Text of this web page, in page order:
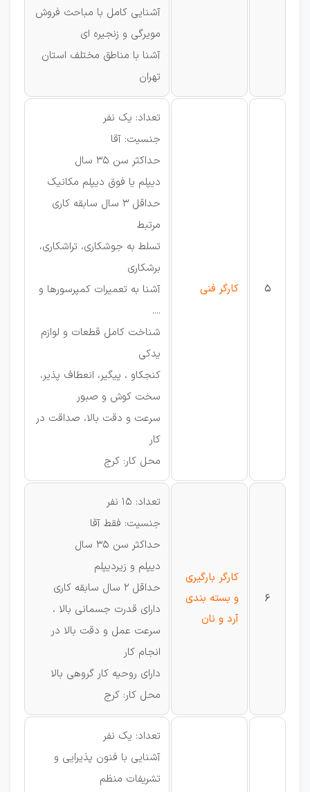
آشنایی کامل با مباحث فروش
مویرگی و زنجیره ای
آشنا با مناطق مختلف استان
تهران
5 کارگر فنی
تعداد: یک نفر
جنسیت: آقا
حداکثر سن 35 سال
دیپلم یا فوق دیپلم مکانیک
حداقل 3 سال سابقه کاری
مرتبط
تسلط به جوشکاری، تراشکاری،
برشکاری
آشنا به تعمیرات کمپرسورها و
....
شناخت کامل قطعات و لوازم
یدکی
کنجکاو ، پیگیر، انعطاف پذیر،
سخت کوش و صبور
سرعت و دقت بالا، صداقت در
کار
محل کار: کرج
6
کارگر بارگیری
و بسته بندی
آرد و نان
تعداد: 15 نفر
جنسیت: فقط آقا
حداکثر سن 35 سال
دیپلم و زیردیپلم
حداقل 2 سال سابقه کاری
دارای قدرت جسمانی بالا ،
سرعت عمل و دقت بالا در
انجام کار
دارای روحیه کار گروهی بالا
محل کار: کرج
تعداد: یک نفر
آشنایی با فنون پذیرایی و
تشریفات منظم